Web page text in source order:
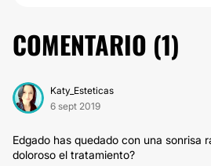
COMENTARIO (1)
Katy_Esteticas
6 sept 2019
Edgado has quedado con una sonrisa
doloroso el tratamiento?